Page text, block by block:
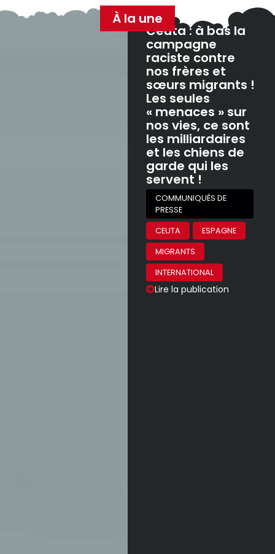
À la une
Ceuta : à bas la
campagne
raciste contre
nos frères et
sœurs migrants !
Les seules
« menaces » sur
nos vies, ce sont
les milliardaires
et les chiens de
garde qui les
servent !
COMMUNIQUÉS DE
PRESSE
CEUTA
ESPAGNE
MIGRANTS
INTERNATIONAL
Lire la publication